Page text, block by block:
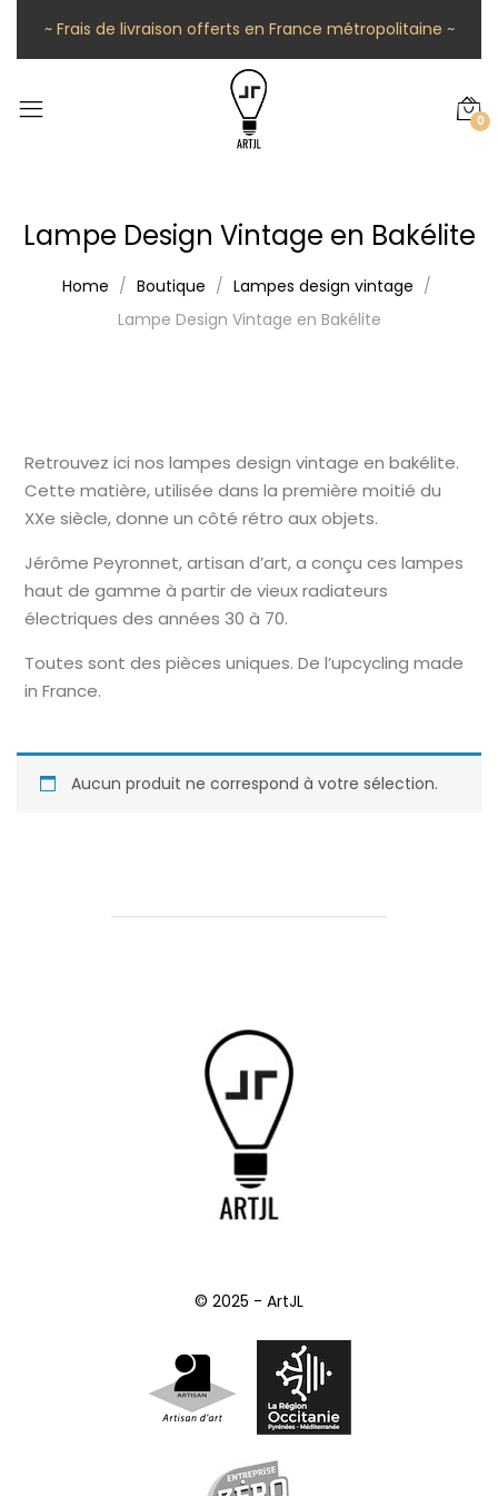
~ Frais de livraison offerts en France métropolitaine ~
0
Lampe Design Vintage en Bakélite
Home Boutique
Lampes design vintage
Lampe Design Vintage en Bakélite
Retrouvez ici nos lampes design vintage en bakélite.
Cette matière, utilisée dans la première moitié du
XXe siècle, donne un côté rétro aux objets.
Jérôme Peyronnet, artisan d’art, a conçu ces lampes
haut de gamme à partir de vieux radiateurs
électriques des années 30 à 70.
Toutes sont des pièces uniques. De l’upcycling made
in France.
Aucun produit ne correspond à votre sélection.
© 2025 - ArtJL